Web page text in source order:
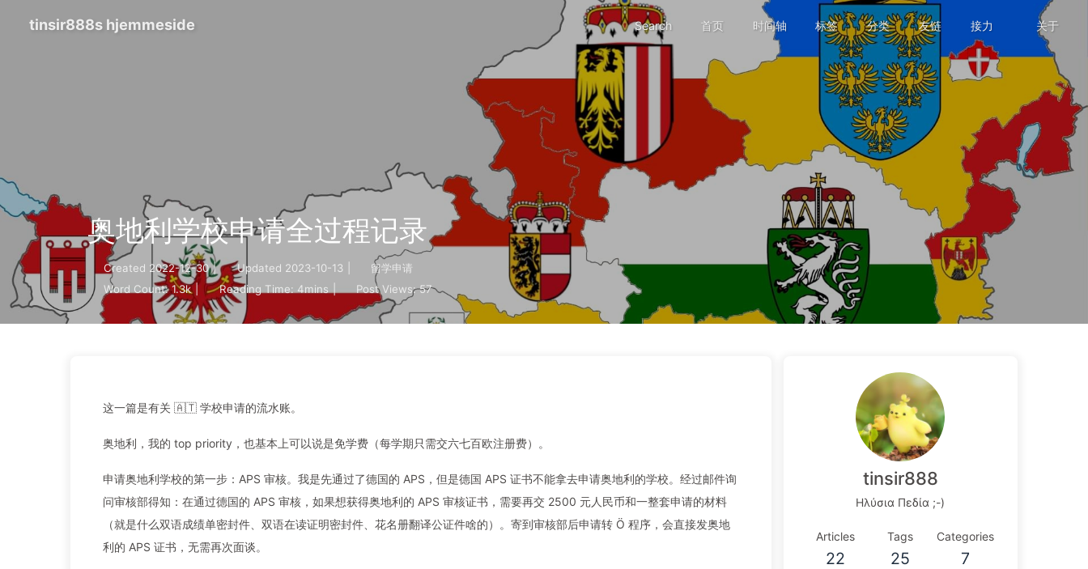
tinsir888s hjemmeside Search 首页 时间轴 标签 分类 友链 接力 关于
奥地利学校申请全过程记录
Created 2022-12-30 | Updated 2023-10-13
留学申请
Word Count: 1.3k | Reading Time: 4mins Post Views: 57
这一篇是有关 🇦🇹 学校申请的流水账。
奥地利，我的 top priority，也基本上可以说是免学费（每学期只需交六七百欧注册费）。
申请奥地利学校的第一步：APS 审核。我是先通过了德国的 APS，但是德国 APS 证书不能拿去申请奥地利的学校。经过邮件询
问审核部得知：在通过德国的 APS 审核，如果想获得奥地利的 APS 审核证书，需要再交 2500 元人民币和一整套申请的材料
（就是什么双语成绩单密封件、双语在读证明密封件、花名册翻译公证件啥的）。寄到审核部后申请转 Ö 程序，会直接发奥地
利的 APS 证书，无需再次面谈。
tinsir888
Ηλύσια Πεδία ;-)
Articles
22
Tags
25
Categories
7